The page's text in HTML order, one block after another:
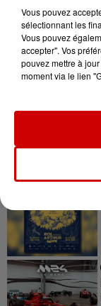
Jeux
Vous pouvez
sélectionnant les
Vous pouvez
accepter". Vos
pouvez mettre à
moment via le lien